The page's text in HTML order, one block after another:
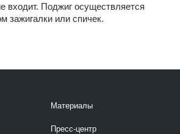
входит. Поджиг осуществляется
зажигалки или спичек.
Материалы
Пресс-центр